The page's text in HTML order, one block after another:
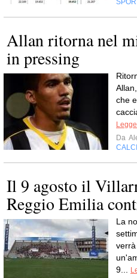
Allan ritorna nel
in pressing
che
Da
Il 9 agosto il
Reggio Emilia
La
9...